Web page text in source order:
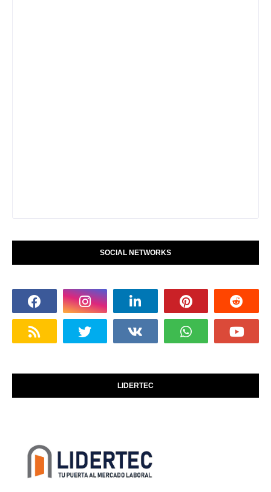
SOCIAL NETWORKS
LIDERTEC